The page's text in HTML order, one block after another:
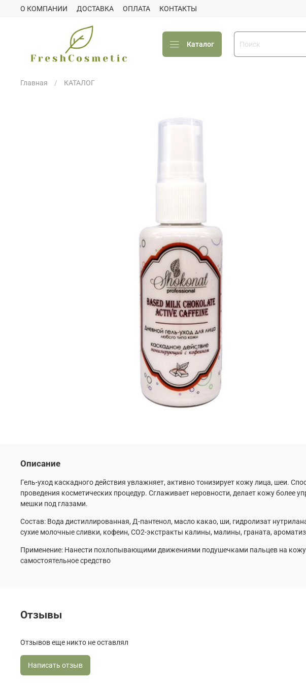
О КОМПАНИИ ДОСТАВКА ОПЛАТА КОНТАКТЫ
Каталог
Главная КАТАЛОГ
Описание
Гель-уход каскадного действия увлажняет, активно тонизирует кожу лица, шеи.
проведения косметических процедур. Сглаживает неровности, делает кожу более
мешки под глазами.
Состав: Вода дистиллированная, Д-пантенол, масло какао, ши, гидролизат
сухие молочные сливки, кофеин, СО2-экстракты калины, малины, граната,
Применение: Нанести похлопывающими движениями подушечками пальцев на
самостоятельное средство
Отзывы
Отзывов еще никто не оставлял
Написать отзыв